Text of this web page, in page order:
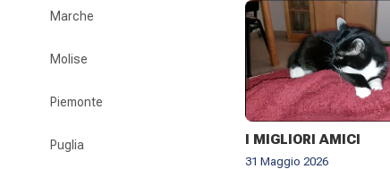
Marche
Molise
Piemonte
Puglia I MIGLIORI AMICI
31 Maggio 2026